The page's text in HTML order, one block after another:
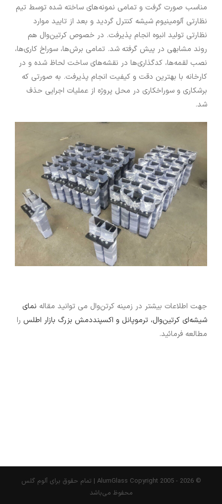
مناسب صورت گرفت و تمامی نمونه‌های ساخته شده توسط تیم
نظارتی آلومینیوم شیشه کنترل گردید و بعد از تایید موارد
نظارتی تولید انبوه انجام پذیرفت. در خصوص کرتین‌وال هم
روند مشابهی در پیش گرفته شد. تمامی برش‌ها، سوراخ کاری‌ها،
نصب لقمه‌ها‌، کدگذاری‌ها در نقشه‌های ساخت لحاظ شده و در
کارخانه با بهترین دقت و کیفیت انجام پذیرفت. به صورتی که
برشکاری و سوراخکاری در محل پروژه از عملیات اجرایی حذف
شد.
جهت اطلاعات بیشتر در زمینه کرتن‌وال می توانید مقاله نمای
شیشه‌ای کرتین‌وال، ترموپانل و اکسپنددمش بزرگ بازار اطلس را
مطالعه فرمائید.
© AlumGlass Copyright 2005 -
2026 | تمام حقوق برای آلوم گلس
محفوظ می‌باشد